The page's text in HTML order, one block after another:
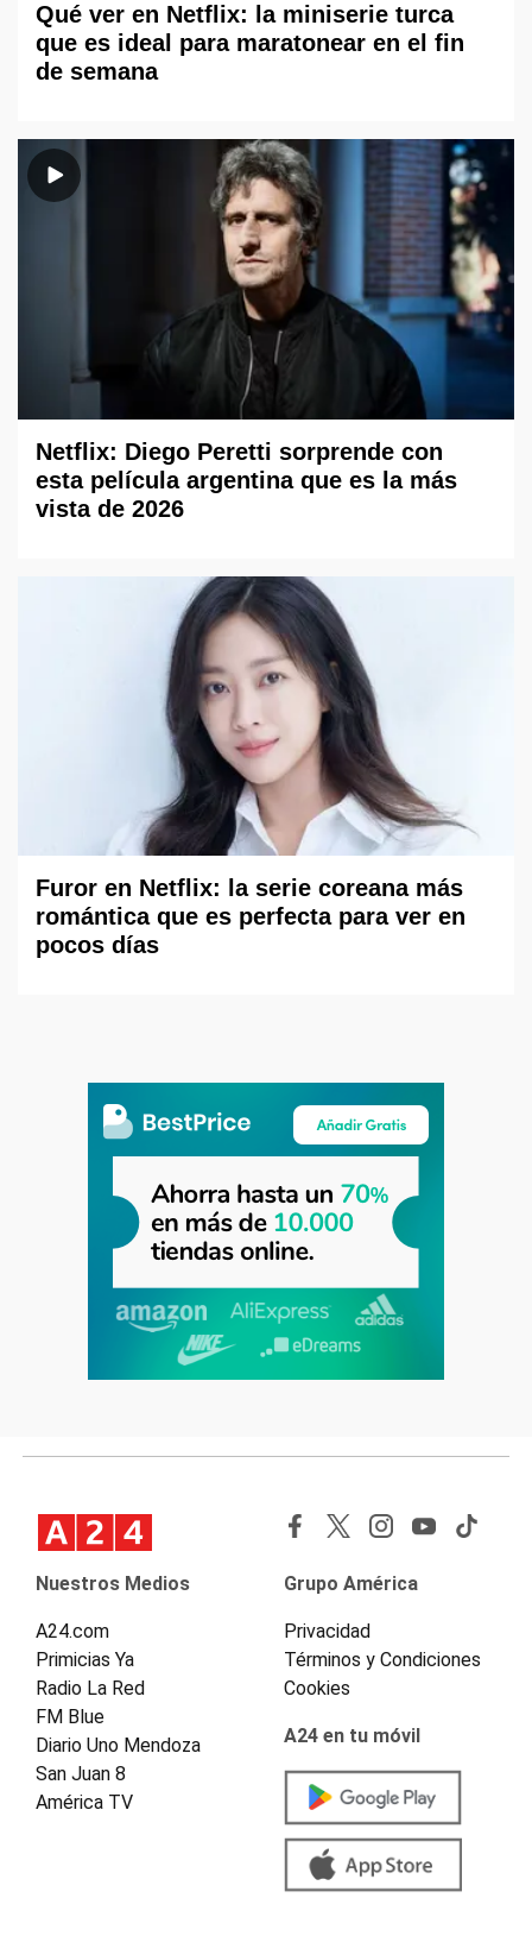
Qué ver en Netflix: la miniserie turca
que es ideal para maratonear en el fin
de semana
Netflix: Diego Peretti sorprende con
esta película argentina que es la más
vista de 2026
Furor en Netflix: la serie coreana más
romántica que es perfecta para ver en
pocos días
Nuestros Medios
A24.com
Primicias Ya
Radio La Red
FM Blue
Diario Uno Mendoza
San Juan 8
América TV
Grupo América
Privacidad
Términos y Condiciones
Cookies
A24 en tu móvil